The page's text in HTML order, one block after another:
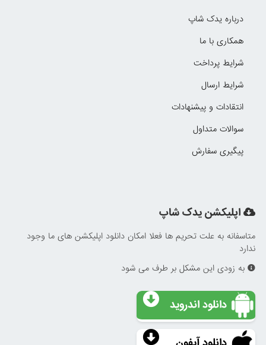
درباره یدک شاپ
همکاری با ما
شرایط پرداخت
شرایط ارسال
انتقادات و پیشنهادات
سوالات متداول
پیگیری سفارش
اپلیکشن یدک شاپ
متاسفانه به علت تحریم ها فعلا امکان دانلود اپلیکشن های ما وجود
ندارد
به زودی این مشکل بر طرف می شود
دانلود اندروید